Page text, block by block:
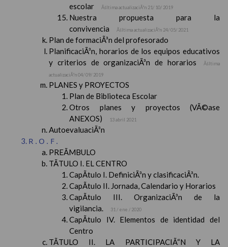
escolar
Ãšltima actualizaciÃ³n 21/ 10/ 2019
Nuestra propuesta para la
convivencia
Ãšltima actualizaciÃ³n 24/ 05/ 2021
Plan de formaciÃ³n del profesorado
PlanificaciÃ³n, horarios de los equipos educativos
y criterios de organizaciÃ³n de horarios
Ãšltima
actualizaciÃ³n 04/ 09/ 2019
PLANES y PROYECTOS
Plan de Biblioteca Escolar
Otros planes y proyectos (VÃ©ase
ANEXOS)
13 abril 2021
AutoevaluaciÃ³n
R.O.F.
PREÃMBULO
TÃTULO I. EL CENTRO
CapÃ­tulo I. DefiniciÃ³n y clasificaciÃ³n.
CapÃ­tulo II. Jornada, Calendario y Horarios
CapÃ­tulo III. OrganizaciÃ³n de la
vigilancia.
31 / ene / 2020
CapÃ­tulo IV. Elementos de identidad del
Centro
TÃTULO II. LA PARTICIPACIÃ“N Y LA